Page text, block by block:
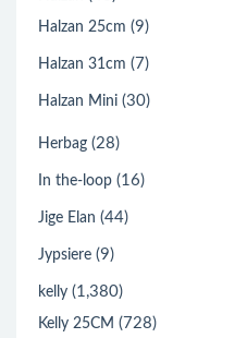
Halzan 25cm (9)
Halzan 31cm (7)
Halzan Mini (30)
Herbag (28)
In the-loop (16)
Jige Elan (44)
Jypsiere (9)
kelly (1,380)
Kelly 25CM (728)